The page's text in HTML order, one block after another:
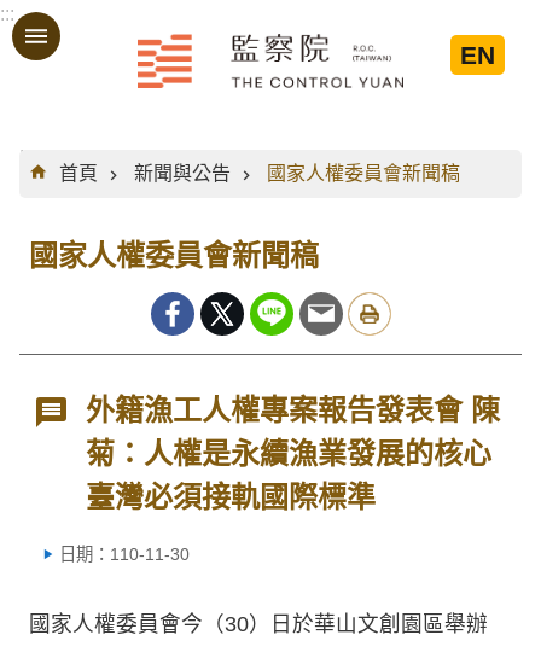
跳到主要內容區塊
:::
EN
:::
首頁
新聞與公告 國家人權委員會新聞稿
國家人權委員會新聞稿
外籍漁工人權專案報告發表會 陳
菊：人權是永續漁業發展的核心
臺灣必須接軌國際標準
日期：110-11-30
國家人權委員會今（30）日於華山文創園區舉辦